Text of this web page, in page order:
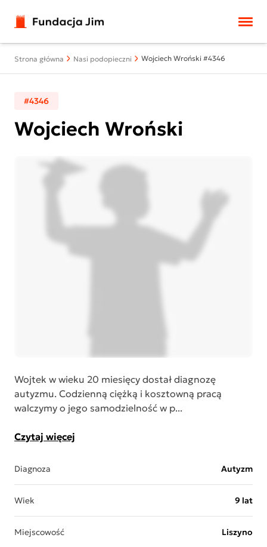
Strona główna Nasi podopieczni Wojciech Wroński #4346
#4346
Wojciech Wroński
Wojtek w wieku 20 miesięcy dostał diagnozę
autyzmu. Codzienną ciężką i kosztowną pracą
walczymy o jego samodzielność w p...
Czytaj więcej
Diagnoza Autyzm
Wiek 9 lat
Miejscowość Liszyno